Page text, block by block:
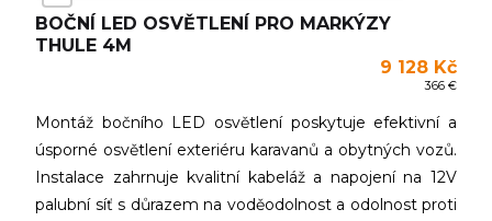
BOČNÍ LED OSVĚTLENÍ PRO MARKÝZY
THULE 4M
9 128 Kč
366 €
Montáž bočního LED osvětlení poskytuje efektivní a
úsporné osvětlení exteriéru karavanů a obytných vozů.
Instalace zahrnuje kvalitní kabeláž a napojení na 12V
palubní síť s důrazem na voděodolnost a odolnost proti